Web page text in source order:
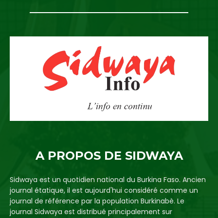
A PROPOS DE SIDWAYA
Sidwaya est un quotidien national du Burkina Faso. Ancien
journal étatique, il est aujourd'hui considéré comme un
journal de référence par la population Burkinabè. Le
journal Sidwaya est distribué principalement sur